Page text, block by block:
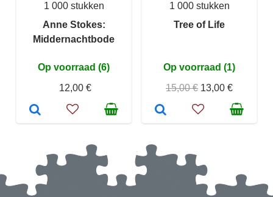
1 000 stukken
Anne Stokes:
Middernachtbode
Op voorraad (6)
12,00 €
1 000 stukken
Tree of Life
Op voorraad (1)
15,00 € 13,00 €